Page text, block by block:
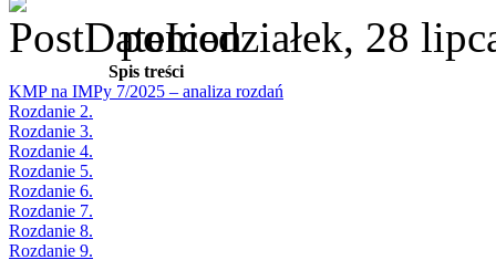
poniedziałek, 28
Spis treści
KMP na IMPy 7/2025 – analiza rozdań
Rozdanie 2.
Rozdanie 3.
Rozdanie 4.
Rozdanie 5.
Rozdanie 6.
Rozdanie 7.
Rozdanie 8.
Rozdanie 9.